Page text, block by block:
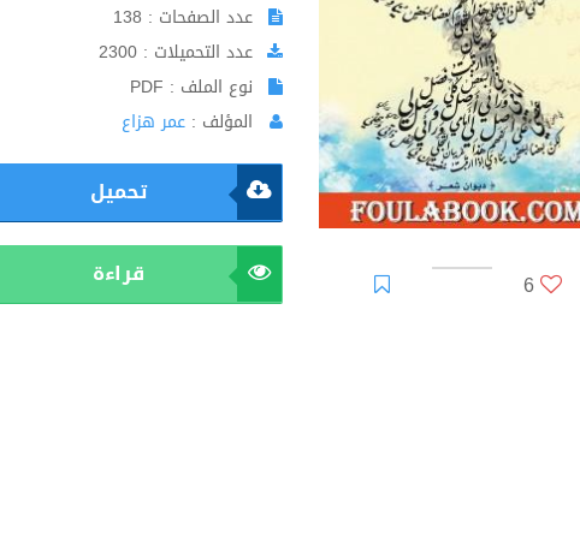
6
عدد الصفحات : 138
عدد التحميلات : 2300
نوع الملف : PDF
المؤلف : عمر هزاع
تحميل
قراءة